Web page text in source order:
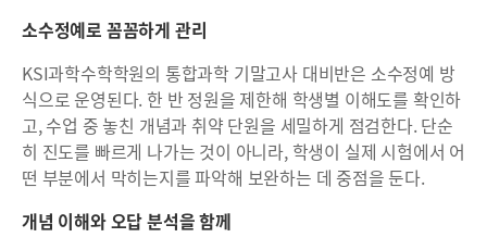
소수정예로 꼼꼼하게 관리
KSI과학수학학원의 통합과학 기말고사 대비반은 소수정예 방
식으로 운영된다. 한 반 정원을 제한해 학생별 이해도를 확인하
고, 수업 중 놓친 개념과 취약 단원을 세밀하게 점검한다. 단순
히 진도를 빠르게 나가는 것이 아니라, 학생이 실제 시험에서 어
떤 부분에서 막히는지를 파악해 보완하는 데 중점을 둔다.
개념 이해와 오답 분석을 함께